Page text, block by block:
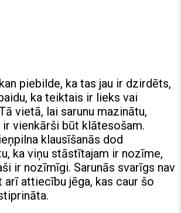
piebilde, ka tas jau ir dzirdēts,
ka teiktais ir lieks vai
vietā, lai sarunu mazinātu,
vienkārši būt klātesošam.
klausīšanās dod
ka viņu stāstītajam ir nozīme,
ir nozīmīgi. Sarunās svarīgs nav
arī attiecību jēga, kas caur šo